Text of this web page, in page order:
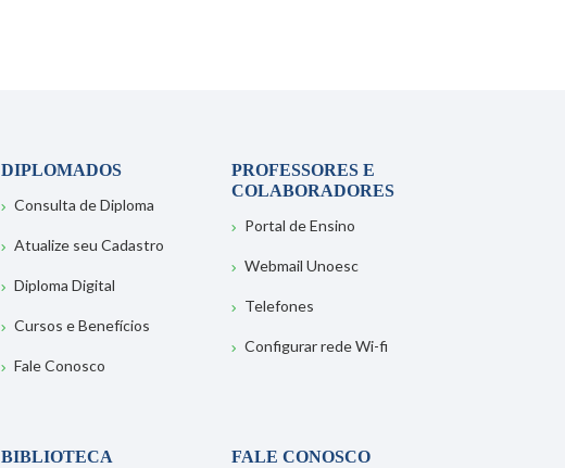
DIPLOMADOS
Consulta de Diploma
Atualize seu Cadastro
Diploma Digital
Cursos e Benefícios
Fale Conosco
PROFESSORES E
COLABORADORES
Portal de Ensino
Webmail Unoesc
Telefones
Configurar rede Wi-fi
BIBLIOTECA
FALE CONOSCO